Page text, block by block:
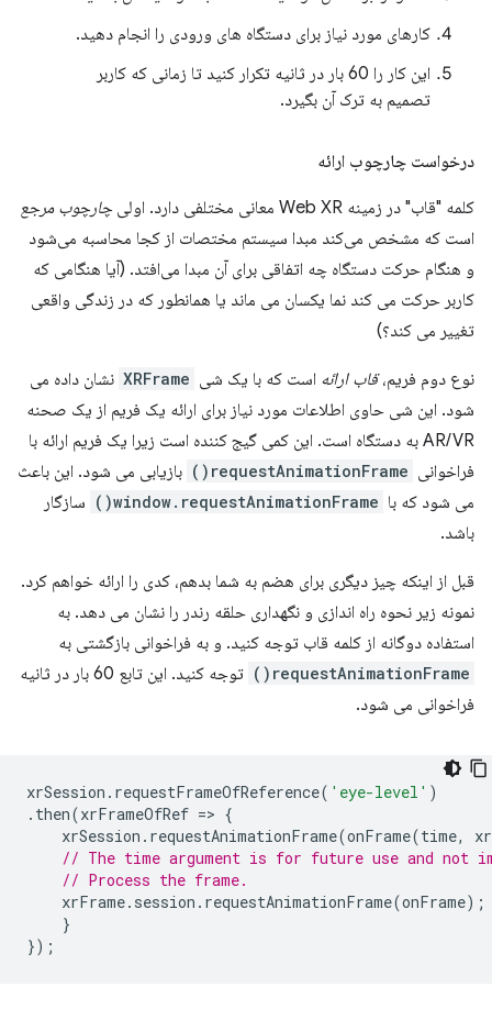
کارهای مورد نیاز برای دستگاه های ورودی را انجام دهید.
این کار را 60 بار در ثانیه تکرار کنید تا زمانی که کاربر
تصمیم به ترک آن بگیرد.
درخواست چارچوب ارائه
کلمه "قاب" در زمینه Web XR معانی مختلفی دارد. اولی
چارچوب مرجع
است که مشخص می‌کند مبدا سیستم مختصات از کجا محاسبه می‌شود
و هنگام حرکت دستگاه چه اتفاقی برای آن مبدا می‌افتد. (آیا هنگامی که
کاربر حرکت می کند نما یکسان می ماند یا همانطور که در زندگی واقعی
تغییر می کند؟)
نوع دوم فریم،قاب ارائه است که با یک شی XRFrame نشان داده می
شود. این شی حاوی اطلاعات مورد نیاز برای ارائه یک فریم از یک صحنه
AR/VR به دستگاه است. این کمی گیج کننده است زیرا یک فریم ارائه با
فراخوانی requestAnimationFrame()
بازیابی می شود. این باعث
می شود که با window.requestAnimationFrame()
سازگار
باشد.
قبل از اینکه چیز دیگری برای هضم به شما بدهم، کدی را ارائه خواهم کرد.
نمونه زیر نحوه راه اندازی و نگهداری حلقه رندر را نشان می دهد. به
استفاده دوگانه از کلمه قاب توجه کنید. و به فراخوانی بازگشتی به
requestAnimationFrame()
توجه کنید. این تابع 60 بار در ثانیه
فراخوانی می شود.
xrSession . requestFrameOfReference( 'eye-level' )
. then(xrFrameOfRef => {
xrSession . requestAnimationFrame(onFrame(time,
// The time argument is for future use and not
// Process the frame.
xrFrame. session . requestAnimationFrame(onFrame);
}
});